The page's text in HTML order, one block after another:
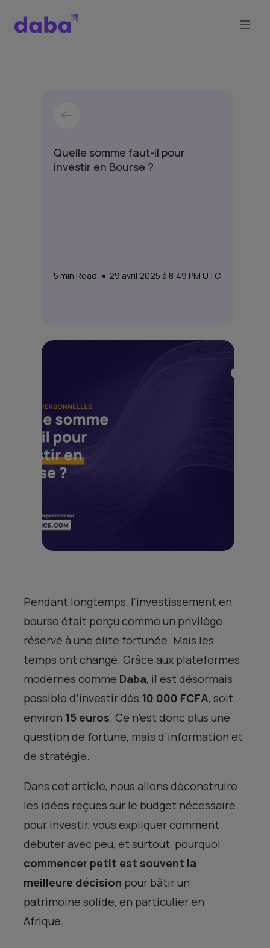
Quelle somme faut-il pour
investir en Bourse ?
5 min Read 29 avril 2025 à 8:49 PM UTC
Pendant longtemps, l’investissement en
bourse était perçu comme un privilège
réservé à une élite fortunée. Mais les
temps ont changé. Grâce aux plateformes
modernes comme Daba, il est désormais
possible d’investir dès 10 000 FCFA, soit
environ 15 euros. Ce n’est donc plus une
question de fortune, mais d’information et
de stratégie.
Dans cet article, nous allons déconstruire
les idées reçues sur le budget nécessaire
pour investir, vous expliquer comment
débuter avec peu, et surtout, pourquoi
commencer petit est souvent la
meilleure décision pour bâtir un
patrimoine solide, en particulier en
Afrique.